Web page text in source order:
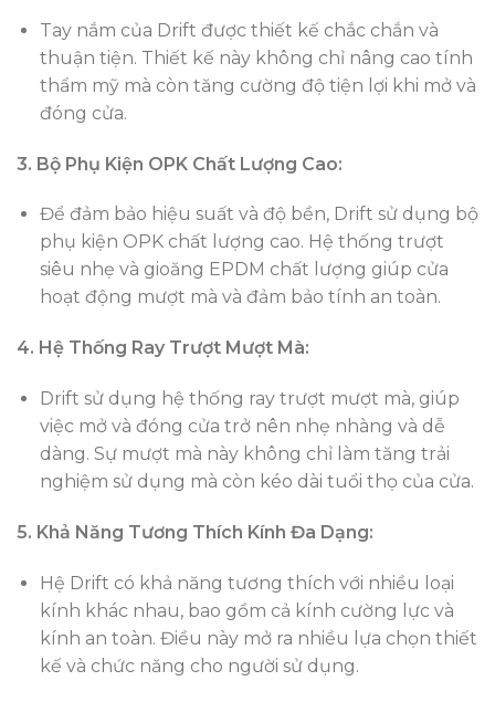
Tay nắm của Drift được thiết kế chắc chắn và
thuận tiện. Thiết kế này không chỉ nâng cao tính
thẩm mỹ mà còn tăng cường độ tiện lợi khi mở và
đóng cửa.
3. Bộ Phụ Kiện OPK Chất Lượng Cao:
Để đảm bảo hiệu suất và độ bền, Drift sử dụng bộ
phụ kiện OPK chất lượng cao. Hệ thống trượt
siêu nhẹ và gioăng EPDM chất lượng giúp cửa
hoạt động mượt mà và đảm bảo tính an toàn.
4. Hệ Thống Ray Trượt Mượt Mà:
Drift sử dụng hệ thống ray trượt mượt mà, giúp
việc mở và đóng cửa trở nên nhẹ nhàng và dễ
dàng. Sự mượt mà này không chỉ làm tăng trải
nghiệm sử dụng mà còn kéo dài tuổi thọ của cửa.
5. Khả Năng Tương Thích Kính Đa Dạng:
Hệ Drift có khả năng tương thích với nhiều loại
kính khác nhau, bao gồm cả kính cường lực và
kính an toàn. Điều này mở ra nhiều lựa chọn thiết
kế và chức năng cho người sử dụng.